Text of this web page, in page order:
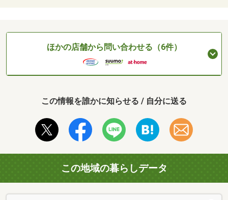
ほかの店舗から問い合わせる（6件）
この情報を誰かに知らせる / 自分に送る
この地域の暮らしデータ